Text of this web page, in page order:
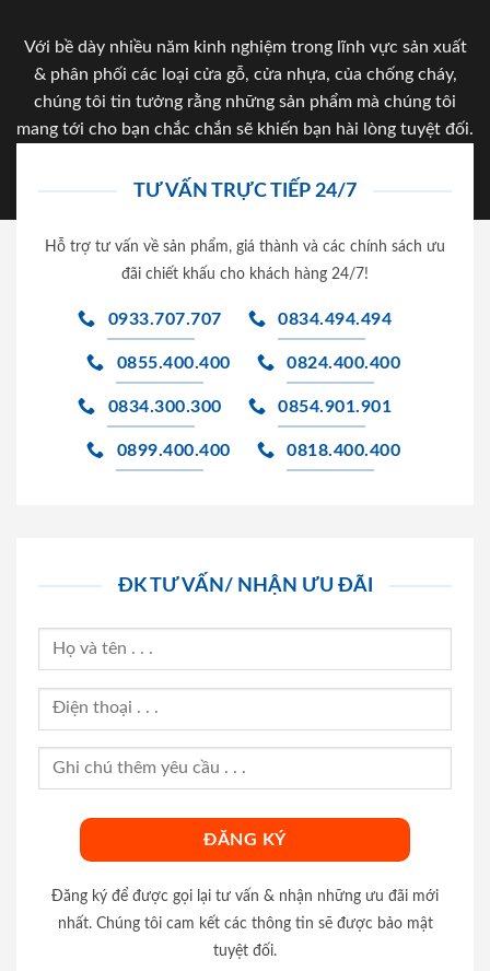
Với bề dày nhiều năm kinh nghiệm trong lĩnh vực sản xuất
& phân phối các loại cửa gỗ, cửa nhựa, của chống cháy,
chúng tôi tin tưởng rằng những sản phẩm mà chúng tôi
mang tới cho bạn chắc chắn sẽ khiến bạn hài lòng tuyệt đối.
TƯ VẤN TRỰC TIẾP 24/7
Hỗ trợ tư vấn về sản phẩm, giá thành và các chính sách ưu
đãi chiết khấu cho khách hàng 24/7!
0933.707.707 0834.494.494
0855.400.400 0824.400.400
0834.300.300 0854.901.901
0899.400.400 0818.400.400
ĐK TƯ VẤN/ NHẬN ƯU ĐÃI
Đăng ký để được gọi lại tư vấn & nhận những ưu đãi mới
nhất. Chúng tôi cam kết các thông tin sẽ được bảo mật
tuyệt đối.